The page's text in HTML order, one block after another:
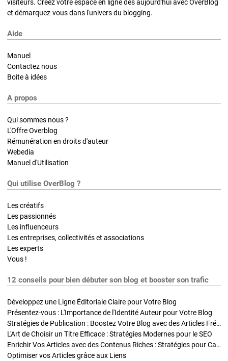
visiteurs. Créez votre espace en ligne dès aujourd'hui avec OverBlog
et démarquez-vous dans l'univers du blogging.
Aide
Manuel
Contactez nous
Boite à idées
A propos
Qui sommes nous ?
L'Offre Overblog
Rémunération en droits d'auteur
Webedia
Manuel d'Utilisation
Qui utilise OverBlog ?
Les créatifs
Les passionnés
Les influenceurs
Les entreprises, collectivités et associations
Les experts
Vous !
12 conseils pour bien débuter son blog et booster son trafic
Développez une Ligne Éditoriale Claire pour Votre Blog
Présentez-vous : L'Importance de l'Identité Auteur pour Votre Blog
Stratégies de Publication : Boostez Votre Blog avec des Articles Fréquents et Exclusifs
L'Art de Choisir un Titre Efficace : Stratégies Modernes pour le SEO
Enrichir Vos Articles avec des Contenus Riches : Stratégies pour Captiver et Optimiser
Optimiser vos Articles grâce aux Liens